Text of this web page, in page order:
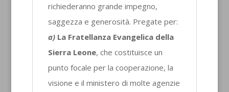
richiederanno grande impegno,
saggezza e generosità. Pregate per:
a) La Fratellanza Evangelica della
Sierra Leone, che costituisce un
punto focale per la cooperazione, la
visione e il ministero di molte agenzie